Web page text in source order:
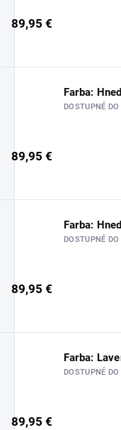
89,95 €
Farba:
DOSTUPNÉ
89,95 €
Farba:
DOSTUPNÉ
89,95 €
Farba:
DOSTUPNÉ
89,95 €